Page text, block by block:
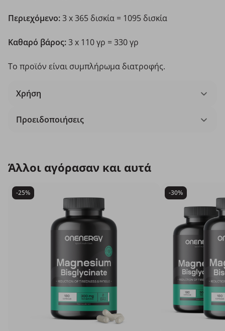
Περιεχόμενο:3 x 365 δισκία = 1095 δισκία
Καθαρό βάρος:3 x 110 γρ = 330 γρ
Το προϊόν είναι συμπλήρωμα διατροφής.
Χρήση
Προειδοποιήσεις
Άλλοι αγόρασαν και αυτά
-25% -30%